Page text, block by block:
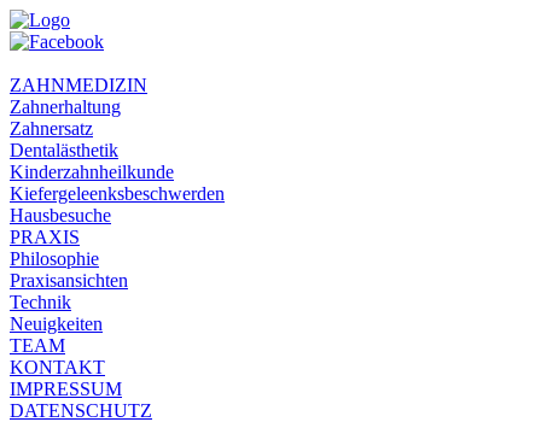
ZAHNMEDIZIN
Zahnerhaltung
Zahnersatz
Dentalästhetik
Kinderzahnheilkunde
Kiefergeleenksbeschwerden
Hausbesuche
PRAXIS
Philosophie
Praxisansichten
Technik
Neuigkeiten
TEAM
KONTAKT
IMPRESSUM
DATENSCHUTZ